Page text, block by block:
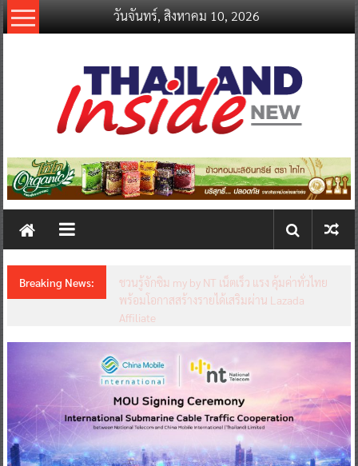
Skip
to
วันจันทร์, สิงหาคม 10, 2026
thailandinsidenew.com
Thailand
New
Breaking News:
ชวนรู้จักซิม my by NT เน็ตเร็ว แรง คุ้มค่าทั่วไทย
พร้อมโอกาสสร้างรายได้เสริมผ่าน Lazada
Affiliate